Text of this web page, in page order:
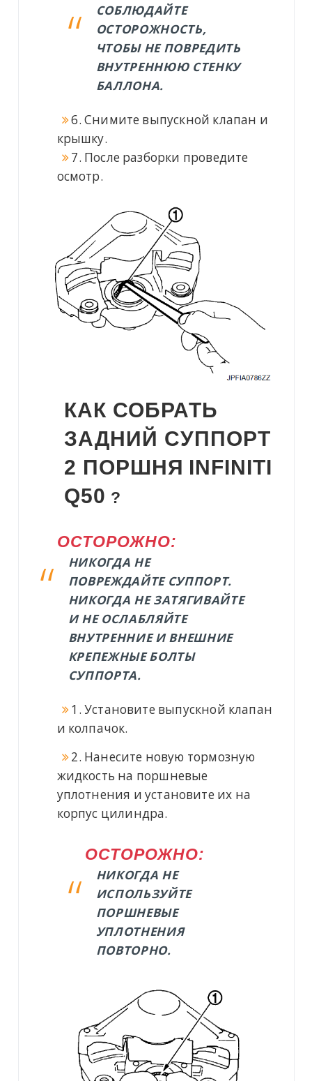
СОБЛЮДАЙТЕ
ОСТОРОЖНОСТЬ,
ЧТОБЫ НЕ ПОВРЕДИТЬ
ВНУТРЕННЮЮ СТЕНКУ
БАЛЛОНА.
6. Снимите выпускной клапан и
крышку.
7. После разборки проведите
осмотр.
КАК СОБРАТЬ
ЗАДНИЙ СУППОРТ
2 ПОРШНЯ INFINITI
Q50 ?
ОСТОРОЖНО:
НИКОГДА НЕ
ПОВРЕЖДАЙТЕ СУППОРТ.
НИКОГДА НЕ ЗАТЯГИВАЙТЕ
И НЕ ОСЛАБЛЯЙТЕ
ВНУТРЕННИЕ И ВНЕШНИЕ
КРЕПЕЖНЫЕ БОЛТЫ
СУППОРТА.
1. Установите выпускной клапан
и колпачок.
2. Нанесите новую тормозную
жидкость на поршневые
уплотнения и установите их на
корпус цилиндра.
ОСТОРОЖНО:
НИКОГДА НЕ
ИСПОЛЬЗУЙТЕ
ПОРШНЕВЫЕ
УПЛОТНЕНИЯ
ПОВТОРНО.